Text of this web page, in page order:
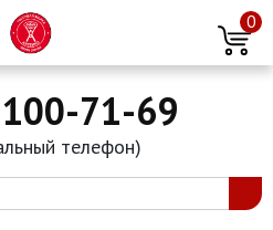
0
71-69
телефон)